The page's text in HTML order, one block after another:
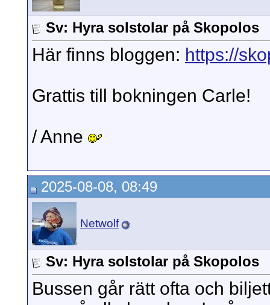
Sv: Hyra solstolar på Skopolos
Här finns bloggen: https://
Grattis till bokningen Carle!
/ Anne
2025-08-08, 08:49
Netwolf
Sv: Hyra solstolar på Skopolos
Bussen går rätt ofta och